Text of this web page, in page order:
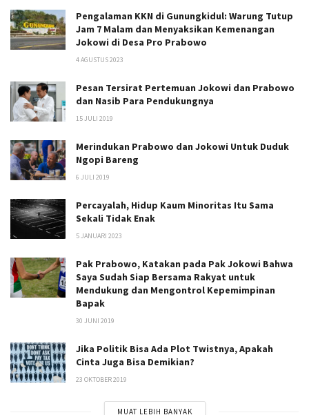
Pengalaman KKN di Gunungkidul: Warung Tutup
Jam 7 Malam dan Menyaksikan Kemenangan
Jokowi di Desa Pro Prabowo
4 AGUSTUS 2023
Pesan Tersirat Pertemuan Jokowi dan Prabowo
dan Nasib Para Pendukungnya
15 JULI 2019
Merindukan Prabowo dan Jokowi Untuk Duduk
Ngopi Bareng
6 JULI 2019
Percayalah, Hidup Kaum Minoritas Itu Sama
Sekali Tidak Enak
5 JANUARI 2023
Pak Prabowo, Katakan pada Pak Jokowi Bahwa
Saya Sudah Siap Bersama Rakyat untuk
Mendukung dan Mengontrol Kepemimpinan
Bapak
30 JUNI 2019
Jika Politik Bisa Ada Plot Twistnya, Apakah
Cinta Juga Bisa Demikian?
23 OKTOBER 2019
MUAT LEBIH BANYAK